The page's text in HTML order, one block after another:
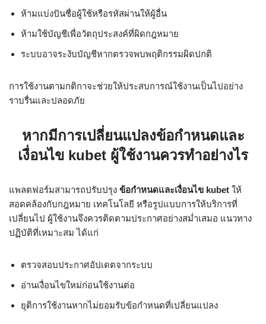
ห้ามแบ่งปันชื่อผู้ใช้หรือรหัสผ่านให้ผู้อื่น
ห้ามใช้บัญชีเพื่อวัตถุประสงค์ที่ผิดกฎหมาย
ระบบอาจระงับบัญชีหากตรวจพบพฤติกรรมผิดปกติ
การใช้งานตามกติกาจะช่วยให้ประสบการณ์ใช้งานเป็นไปอย่าง
ราบรื่นและปลอดภัย
หากมีการเปลี่ยนแปลงข้อกำหนดและ
เงื่อนไข kubet ผู้ใช้งานควรทำอย่างไร
แพลตฟอร์มสามารถปรับปรุง ข้อกำหนดและเงื่อนไข kubet ให้
สอดคล้องกับกฎหมาย เทคโนโลยี หรือรูปแบบการให้บริการที่
เปลี่ยนไป ผู้ใช้งานจึงควรติดตามประกาศอย่างสม่ำเสมอ แนวทาง
ปฏิบัติที่เหมาะสม ได้แก่
ตรวจสอบประกาศอัปเดตจากระบบ
อ่านเงื่อนไขใหม่ก่อนใช้งานต่อ
ยุติการใช้งานหากไม่ยอมรับข้อกำหนดที่เปลี่ยนแปลง